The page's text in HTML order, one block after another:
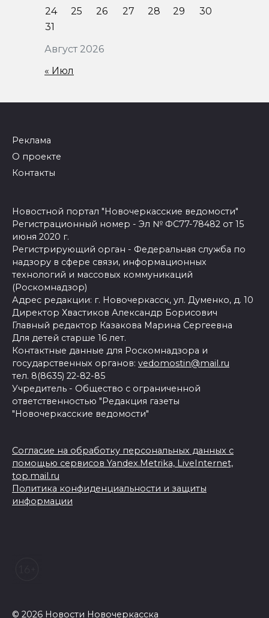
Август 2026
24
25 26 27 28 29
30
31
« Июл
Реклама
О проекте
Контакты
Новостной портал "Новочеркасские ведомости"
Регистрационный номер - Эл № ФС77-78482 от 15
июня 2020 г.
Регистрирующий орган - Федеральная служба по
надзору в сфере связи, информационных
технологий и массовых коммуникаций
(Роскомнадзор)
Адрес редакции: г. Новочеркасск, ул. Думенко, д. 10
Директор Хвастиков Александр Борисович
Главный редактор Казакова Марина Сергеевна
Для детей старше 16 лет.
Контактные данные для Роскомнадзора и
государственных органов: vedomostin@mail.ru
тел. 8(8635) 22-82-85
Учредитель - Общество с ограниченной
ответственностью "Редакция газеты
"Новочеркасские ведомости"
Согласие на обработку персональных данных с
помощью сервисов Yandex.Metrika, LiveInternet,
top.mail.ru
Политика конфиденциальности и защиты
информации
© 2026 Новости Новочеркасска